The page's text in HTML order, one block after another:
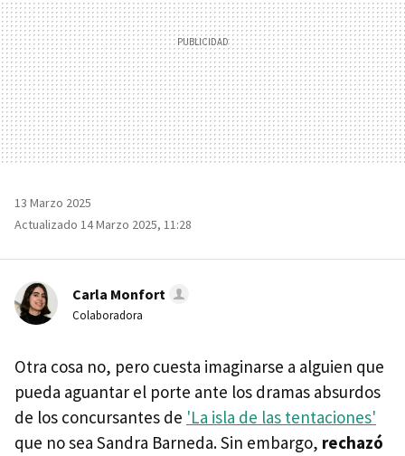
13 Marzo 2025
Actualizado 14 Marzo 2025, 11:28
Carla Monfort
Colaboradora
Otra cosa no, pero cuesta imaginarse a alguien que
pueda aguantar el porte ante los dramas absurdos
de los concursantes de 'La isla de las tentaciones'
que no sea Sandra Barneda. Sin embargo, rechazó